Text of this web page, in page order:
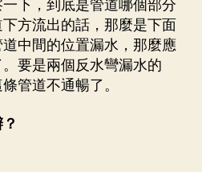
–
54485818
香
港
佐
敦
下，到底是管道哪個部分
方流出的話，那麼是下面
中間的位置漏水，那麼應
要是兩個反水彎漏水的
管道不通暢了。